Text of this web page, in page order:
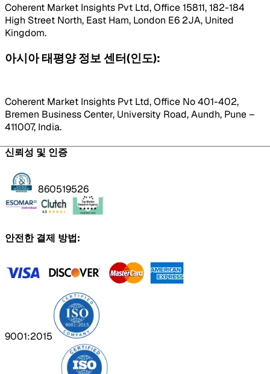
Coherent Market Insights Pvt Ltd, Office 15811, 182-184
High Street North, East Ham, London E6 2JA, United
Kingdom.
아시아 태평양 정보 센터(인도):
Coherent Market Insights Pvt Ltd, Office No 401-402,
Bremen Business Center, University Road, Aundh, Pune –
411007, India.
신뢰성 및 인증
860519526
안전한 결제 방법:
9001:2015